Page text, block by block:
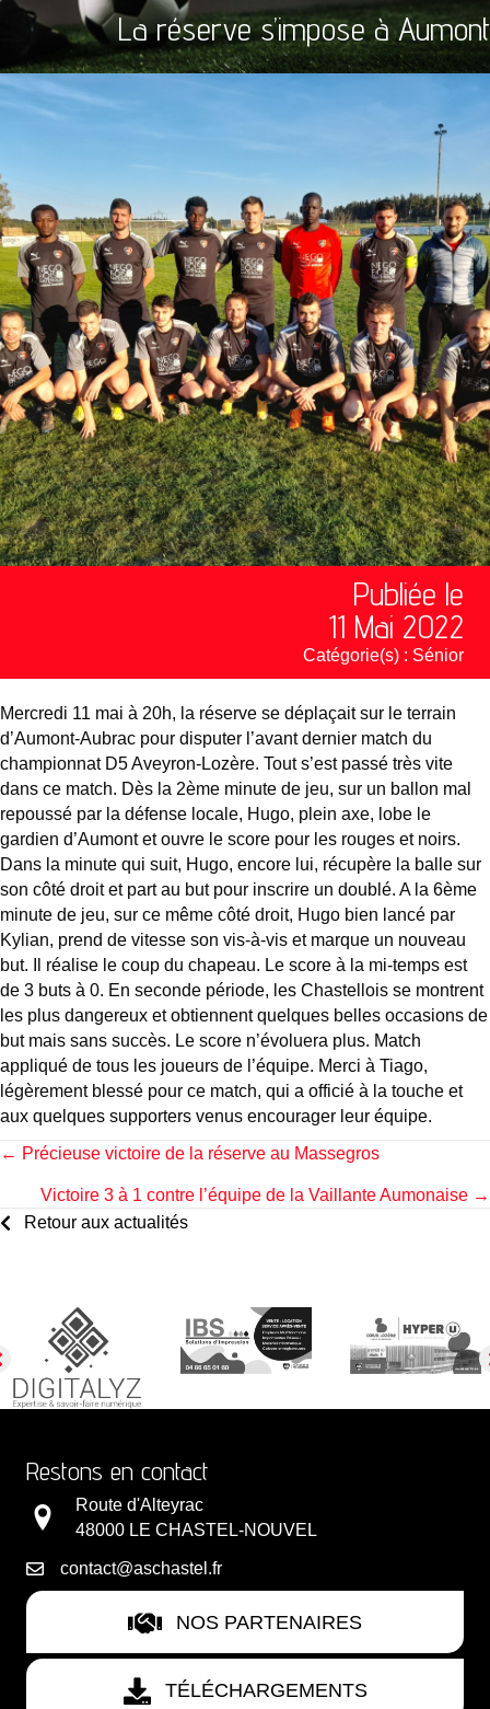
La réserve s’impose à Aumont
Publiée le
11 Mai 2022
Catégorie(s) : Sénior
Mercredi 11 mai à 20h, la réserve se déplaçait sur le terrain
d’Aumont-Aubrac pour disputer l’avant dernier match du
championnat D5 Aveyron-Lozère. Tout s’est passé très vite
dans ce match. Dès la 2ème minute de jeu, sur un ballon mal
repoussé par la défense locale, Hugo, plein axe, lobe le
gardien d’Aumont et ouvre le score pour les rouges et noirs.
Dans la minute qui suit, Hugo, encore lui, récupère la balle sur
son côté droit et part au but pour inscrire un doublé. A la 6ème
minute de jeu, sur ce même côté droit, Hugo bien lancé par
Kylian, prend de vitesse son vis-à-vis et marque un nouveau
but. Il réalise le coup du chapeau. Le score à la mi-temps est
de 3 buts à 0. En seconde période, les Chastellois se montrent
les plus dangereux et obtiennent quelques belles occasions de
but mais sans succès. Le score n’évoluera plus. Match
appliqué de tous les joueurs de l’équipe. Merci à Tiago,
légèrement blessé pour ce match, qui a officié à la touche et
aux quelques supporters venus encourager leur équipe.
Posts
navigation
← Précieuse victoire de la réserve au Massegros
Victoire 3 à 1 contre l’équipe de la Vaillante Aumonaise →
Retour aux actualités
Restons en contact
Route d'Alteyrac
48000 LE CHASTEL-NOUVEL
contact@aschastel.fr
NOS PARTENAIRES
TÉLÉCHARGEMENTS